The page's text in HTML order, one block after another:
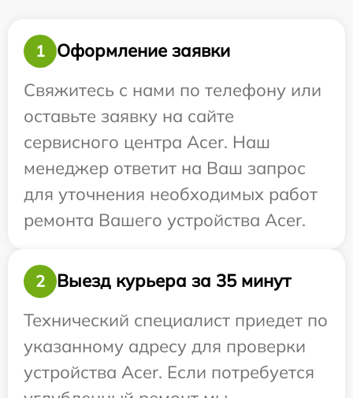
1
Оформление заявки
Свяжитесь с нами по телефону или
оставьте заявку на сайте
сервисного центра Acer. Наш
менеджер ответит на Ваш запрос
для уточнения необходимых работ
ремонта Вашего устройства Acer.
2
Выезд курьера за 35 минут
Технический специалист приедет по
указанному адресу для проверки
устройства Acer. Если потребуется